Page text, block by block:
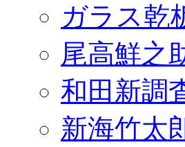
ガラス乾
尾高鮮之
和田新調
新海竹太